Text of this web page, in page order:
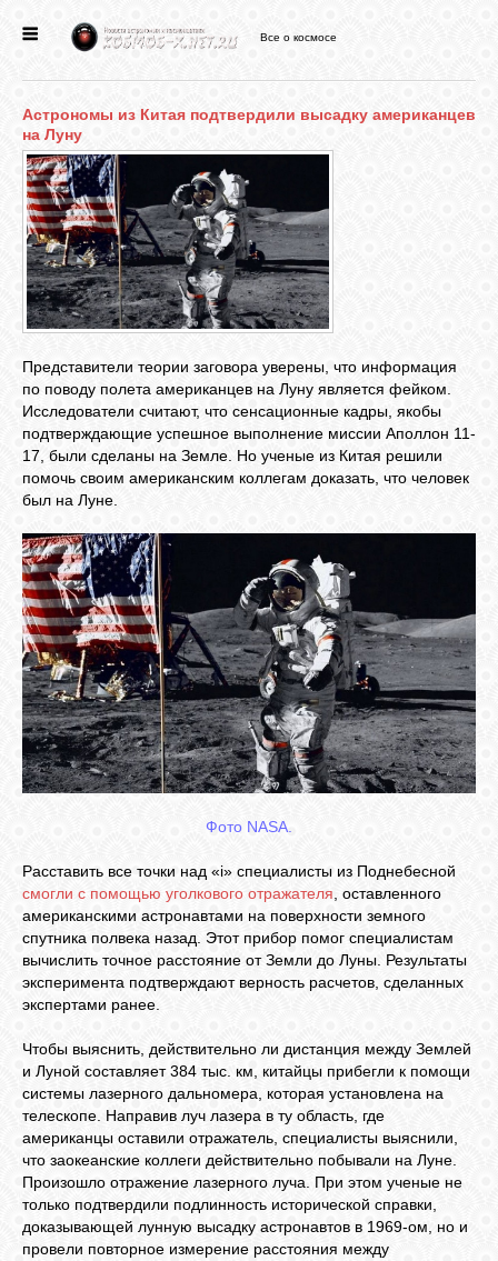
НОВОСТИ
ФОРУМ
СТАТЬИ
ВИДЕО
ФОТО
СВЯЗЬ
ВХОД
RSS
Все о космосе
Астрономы из Китая подтвердили высадку американцев
на Луну
Представители теории заговора уверены, что информация
по поводу полета американцев на Луну является фейком.
Исследователи считают, что сенсационные кадры, якобы
подтверждающие успешное выполнение миссии Аполлон 11-
17, были сделаны на Земле. Но ученые из Китая решили
помочь своим американским коллегам доказать, что человек
был на Луне.
Фото NASA.
Расставить все точки над «i» специалисты из Поднебесной
смогли с помощью уголкового отражателя, оставленного
американскими астронавтами на поверхности земного
спутника полвека назад. Этот прибор помог специалистам
вычислить точное расстояние от Земли до Луны. Результаты
эксперимента подтверждают верность расчетов, сделанных
экспертами ранее.
Чтобы выяснить, действительно ли дистанция между Землей
и Луной составляет 384 тыс. км, китайцы прибегли к помощи
системы лазерного дальномера, которая установлена на
телескопе. Направив луч лазера в ту область, где
американцы оставили отражатель, специалисты выяснили,
что заокеанские коллеги действительно побывали на Луне.
Произошло отражение лазерного луча. При этом ученые не
только подтвердили подлинность исторической справки,
доказывающей лунную высадку астронавтов в 1969-ом, но и
провели повторное измерение расстояния между